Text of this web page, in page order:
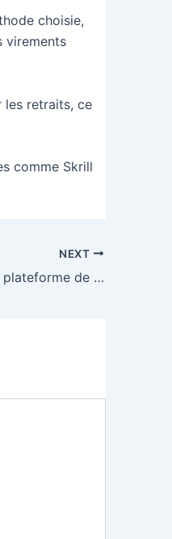
choisie,
virements
les retraits, ce
comme Skrill
NEXT
Mad Casino : Une plateforme de jeux au design captivant